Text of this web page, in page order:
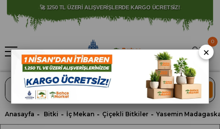
⚠️ SATIŞLARIMIZ YALNIZCA İSTANBUL İLİ İLE SINIRLIDIR.
ARA
0
Anasayfa Bitki İç Mekan Çiçekli Bitkiler
×